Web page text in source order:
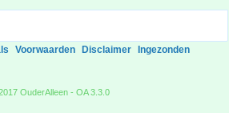
Voorwaarden Disclaimer Ingezonden
OuderAlleen - OA 3.3.0